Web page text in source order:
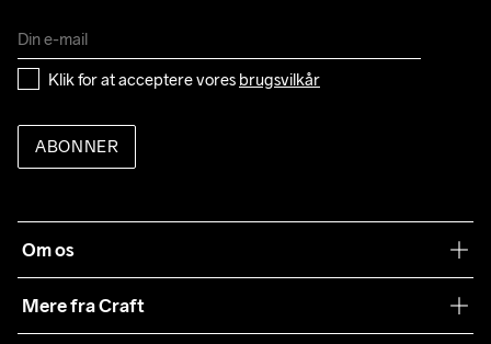
Klik for at acceptere vores brugsvilkår
ABONNER
Om os
Mere fra Craft